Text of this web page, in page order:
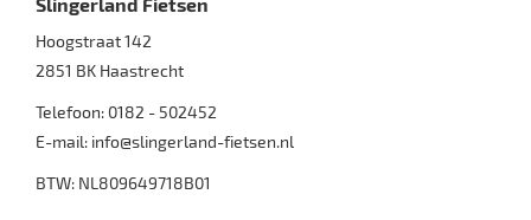
Hoogstraat 142
2851 BK Haastrecht
Telefoon: 0182 - 502452
E-mail: info@slingerland-fietsen.nl
BTW: NL809649718B01